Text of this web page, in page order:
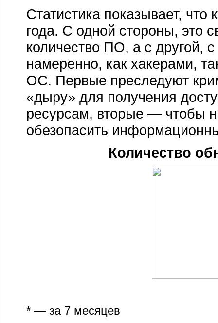
Статистика показывает, что
года. С одной стороны, это
количество ПО, а с другой,
намеренно, как хакерами,
ОС. Первые преследуют
«дыру» для получения
ресурсам, вторые — чтобы
обезопасить
Количество
* — за 7 месяцев